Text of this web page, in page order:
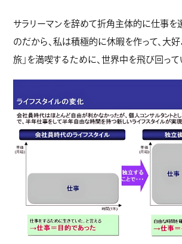
サラリーマンを辞めて折角主体的に仕事を
のだから、私は積極的に休暇を作って、大好
旅」を満喫するために、世界中を飛び回って